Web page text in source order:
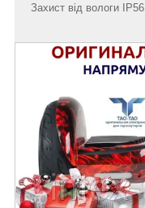
Захист від вологи IP56